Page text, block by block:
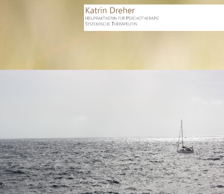
Katrin Dreher
Praxis für Psychotherapie nach dem
Heilpraktikergesetz